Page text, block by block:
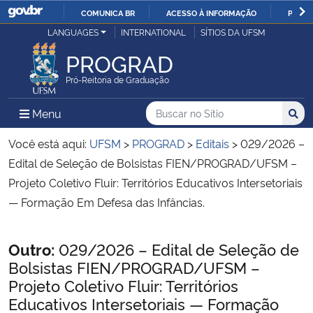
IR
O
COMUNICA BR ACESSO À INFORMAÇÃO
Ministério da Justiça e Segurança Pública
Ministério da Defesa
Ministério das Relações Exteriores
Ministério da Economia
Ministério da Agricultura, Pecuária e Abastecimento
Ministério da Educação
LANGUAGES INTERNATIONAL SÍTIOS DA UFSM
PROGRAD
Pró-Reitoria de Graduação
Menu Menu Principal do Sítio
Busca
Buscar no no Sítio
Busca:
Você está aqui: UFSM > PROGRAD > Editais >029/2026 –
Edital de Seleção de Bolsistas FIEN/PROGRAD/UFSM –
Projeto Coletivo Fluir: Territórios Educativos Intersetoriais
— Formação Em Defesa das Infâncias.
Início do conteúdo
Outro: 029/2026 – Edital de Seleção de
Bolsistas FIEN/PROGRAD/UFSM –
Projeto Coletivo Fluir: Territórios
Educativos Intersetoriais — Formação